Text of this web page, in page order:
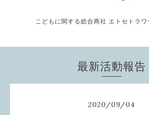
こどもに関する総合商社 エトセトラワ
最新活動報告
2020/09/04